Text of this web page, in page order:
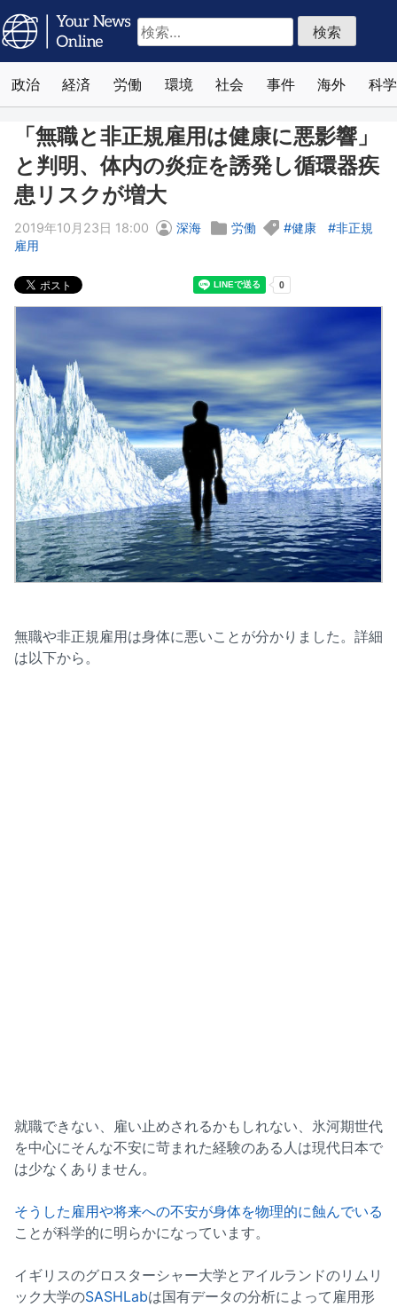
検
索:
政治 経済 労働 環境 社会 事件 海外 科学
「無職と非正規雇用は健康に悪影響」
と判明、体内の炎症を誘発し循環器疾
患リスクが増大
2019年10月23日 18:00 深海 労働 健康
非正規
雇用
無職や非正規雇用は身体に悪いことが分かりました。詳細
は以下から。
就職できない、雇い止めされるかもしれない、氷河期世代
を中心にそんな不安に苛まれた経験のある人は現代日本で
は少なくありません。
そうした雇用や将来への不安が身体を物理的に蝕んでいる
ことが科学的に明らかになっています。
イギリスのグロスターシャー大学とアイルランドのリムリ
ック大学のSASHLabは国有データの分析によって雇用形